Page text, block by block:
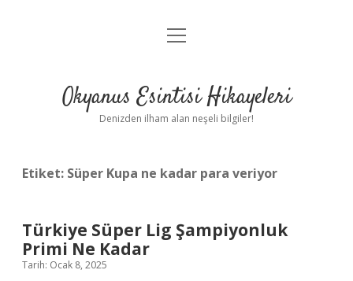
Anasayfa
Yasal Uyarı
menüyü
Okyanus Esintisi Hikayeleri
Denizden ilham alan neşeli bilgiler!
Etiket: Süper Kupa ne kadar para veriyor
Türkiye Süper Lig Şampiyonluk
Primi Ne Kadar
Tarih: Ocak 8, 2025